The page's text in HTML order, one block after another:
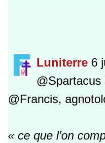
Luniterre 6
@Spartacus
@Francis,
« ce que l’on